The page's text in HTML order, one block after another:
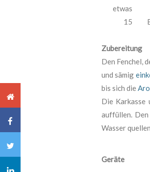
etwas
15
Zubereitung
Den Fenchel,
und sämig
bis sich die
Die Karkasse
auffüllen. Den
Wasser
Geräte